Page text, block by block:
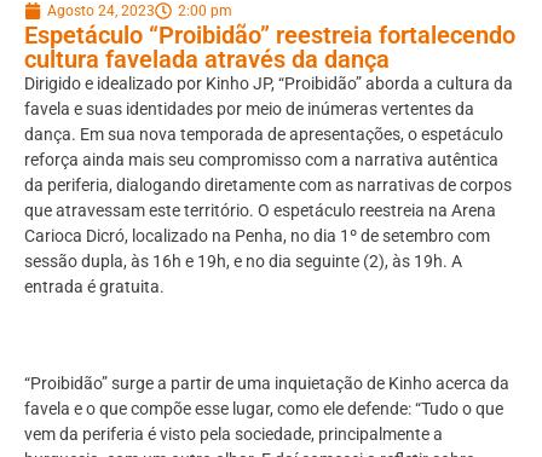
Agosto 24, 2023 2:00 pm
Espetáculo “Proibidão” reestreia fortalecendo
cultura favelada através da dança
Dirigido e idealizado por Kinho JP, “Proibidão” aborda a cultura da
favela e suas identidades por meio de inúmeras vertentes da
dança. Em sua nova temporada de apresentações, o espetáculo
reforça ainda mais seu compromisso com a narrativa autêntica
da periferia, dialogando diretamente com as narrativas de corpos
que atravessam este território. O espetáculo reestreia na Arena
Carioca Dicró, localizado na Penha, no dia 1º de setembro com
sessão dupla, às 16h e 19h, e no dia seguinte (2), às 19h. A
entrada é gratuita.
“Proibidão” surge a partir de uma inquietação de Kinho acerca da
favela e o que compõe esse lugar, como ele defende: “Tudo o que
vem da periferia é visto pela sociedade, principalmente a